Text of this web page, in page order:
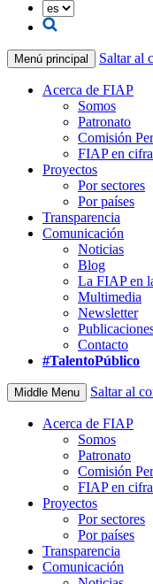
Menú principal Saltar al
Acerca de FIAP
Somos
Patronato
Comisión
FIAP en
Proyectos
Por sectores
Por países
Transparencia
Comunicación
Noticias
Blog
La FIAP en
Multimedia
Newsletter
Contacto
#TalentoPúblico
Middle Menu Saltar al
Acerca de FIAP
Somos
Patronato
Comisión
FIAP en
Proyectos
Por sectores
Por países
Transparencia
Comunicación